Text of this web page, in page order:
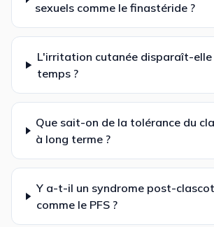
sexuels comme le finastéride ?
L'irritation cutanée disparaît-elle
temps ?
Que sait-on de la tolérance du
à long terme ?
Y a-t-il un syndrome post-
comme le PFS ?